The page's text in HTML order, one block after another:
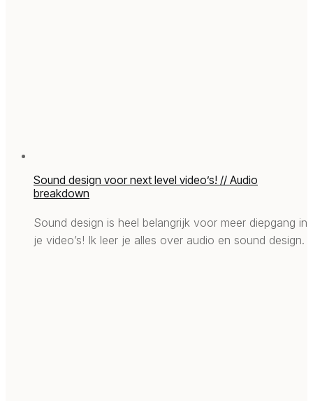
Sound design voor next level video’s! // Audio
breakdown
Sound design is heel belangrijk voor meer diepgang in
je video’s! Ik leer je alles over audio en sound design.